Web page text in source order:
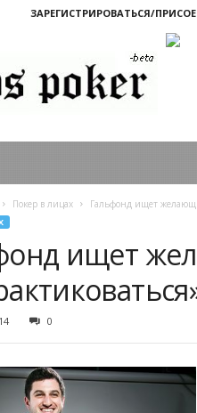
ЗАРЕГИСТРИРОВАТЬСЯ/
Покер в лицах Гальфонд ищет
ищет
0